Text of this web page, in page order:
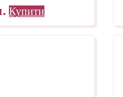
Купити